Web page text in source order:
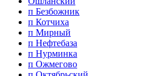
п Безбожник
п Котчиха
п Мирный
п Нефтебаза
п Нурминка
п Ожмегово